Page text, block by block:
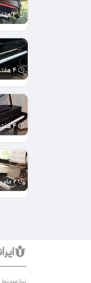
4 هفته پیش
4 هفته پیش
4 هفته پیش
2 ماه پیش